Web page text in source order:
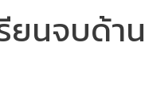
ยนจบด้า